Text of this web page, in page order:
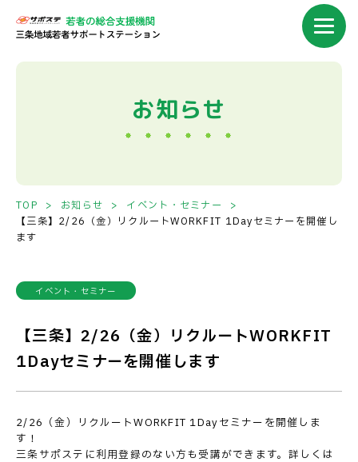
お知らせ
TOP お知らせ
イベント・セミナー
【三条】2/26（金）リクルートWORKFIT 1Dayセミナーを開催し
ます
イベント・セミナー
【三条】2/26（金）リクルートWORKFIT
1Dayセミナーを開催します
2/26（金）リクルートWORKFIT 1Dayセミナーを開催しま
す！
三条サポステに利用登録のない方も受講ができます。詳しくは